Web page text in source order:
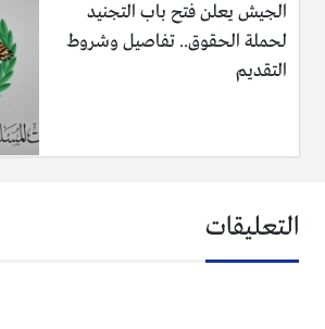
الجيش يعلن فتح باب التجنيد
لحملة الحقوق.. تفاصيل وشروط
التقديم
التعليقات